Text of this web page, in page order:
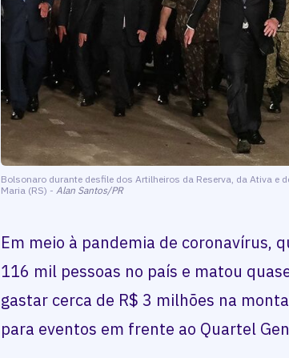
Bolsonaro durante desfile dos Artilheiros da Reserva, da Ativa e
Maria (RS) - Alan Santos/PR
Em meio à pandemia de coronavírus,
116 mil pessoas no país e matou
gastar cerca de R$ 3 milhões na
para eventos em frente ao Quartel